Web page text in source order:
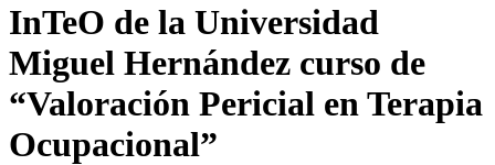
InTeO de la Universidad
Miguel Hernández curso de
“Valoración Pericial en Terapia
Ocupacional”